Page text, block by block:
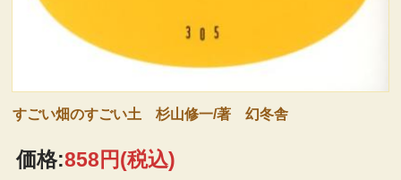
すごい畑のすごい土 杉山修一/著 幻冬舎
価格:858円(税込)